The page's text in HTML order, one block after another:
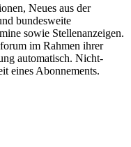
Neues aus der
bundesweite
sowie Stellenanzeigen.
im Rahmen ihrer
automatisch. Nicht-
eines Abonnements.